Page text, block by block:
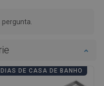
pergunta.
DIAS DE CASA DE BANHO